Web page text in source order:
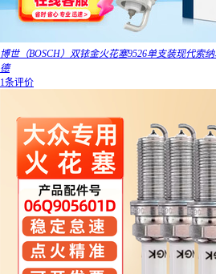
博世（BOSCH）双铱金火花塞9526单支装现代索
德
1条评价